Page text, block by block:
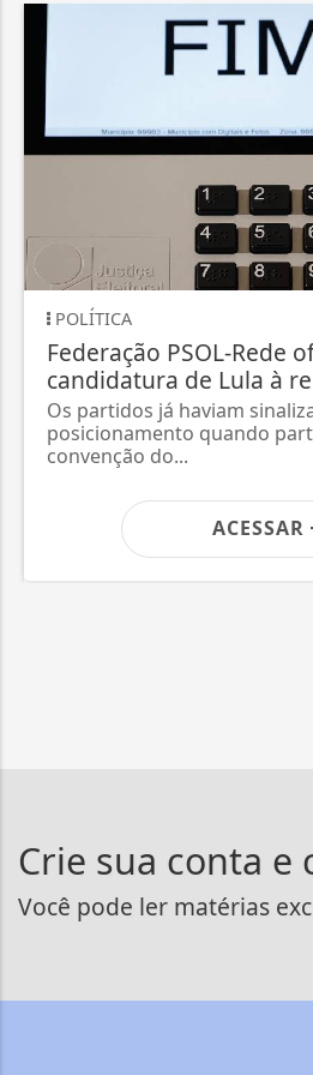
POLÍTICA
Federação PSOL-Rede
candidatura de Lula à
Os partidos já haviam
posicionamento quando
convenção do...
ACESSAR
Crie sua conta e
Você pode ler matérias